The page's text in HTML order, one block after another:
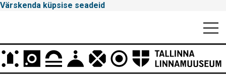
Värskenda küpsise seadeid
Peamenüü